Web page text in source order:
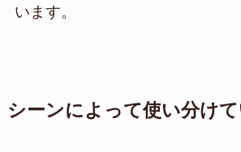
います。
シーンによって使い分け